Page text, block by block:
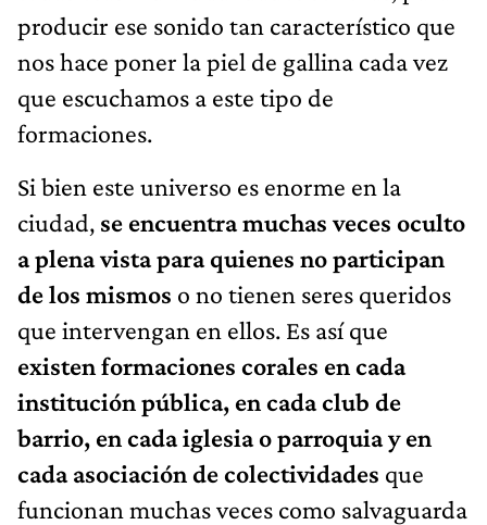
producir ese sonido tan característico que
nos hace poner la piel de gallina cada vez
que escuchamos a este tipo de
formaciones.
Si bien este universo es enorme en la
ciudad, se encuentra muchas veces oculto
a plena vista para quienes no participan
de los mismos o no tienen seres queridos
que intervengan en ellos. Es así que
existen formaciones corales en cada
institución pública, en cada club de
barrio, en cada iglesia o parroquia y en
cada asociación de colectividades que
funcionan muchas veces como salvaguarda